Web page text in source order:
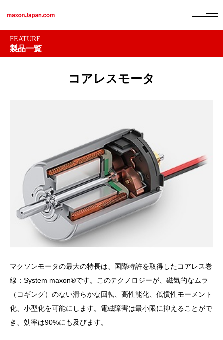
FEATURE
製品一覧
コアレスモータ
マクソンモータの最大の特長は、国際特許を取得したコアレス巻
線：System maxon®です。このテクノロジーが、磁気的なムラ
（コギング）のない滑らかな回転、高性能化、低慣性モーメント
化、小型化を可能にします。電磁障害は最小限に抑えることがで
き、効率は90%にも及びます。